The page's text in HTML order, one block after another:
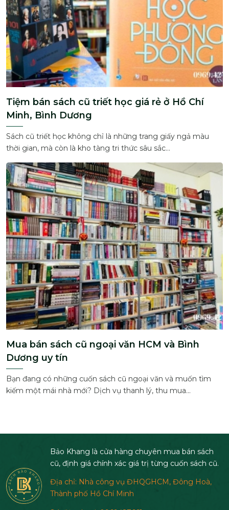
Tiệm bán sách cũ triết học giá rẻ ở Hồ Chí
Minh, Bình Dương
Sách cũ triết học không chỉ là những trang giấy ngả màu
thời gian, mà còn là kho tàng tri thức sâu sắc...
Mua bán sách cũ ngoại văn HCM và Bình
Dương uy tín
Bạn đang có những cuốn sách cũ ngoại văn và muốn tìm
kiếm một mái nhà mới? Dịch vụ thanh lý, thu mua...
Bảo Khang là cửa hàng chuyên mua bán sách
cũ, định giá chính xác giá trị từng cuốn sách cũ.
Địa chỉ: Nhà công vụ ĐHQGHCM, Đông Hoà,
Thành phố Hồ Chí Minh